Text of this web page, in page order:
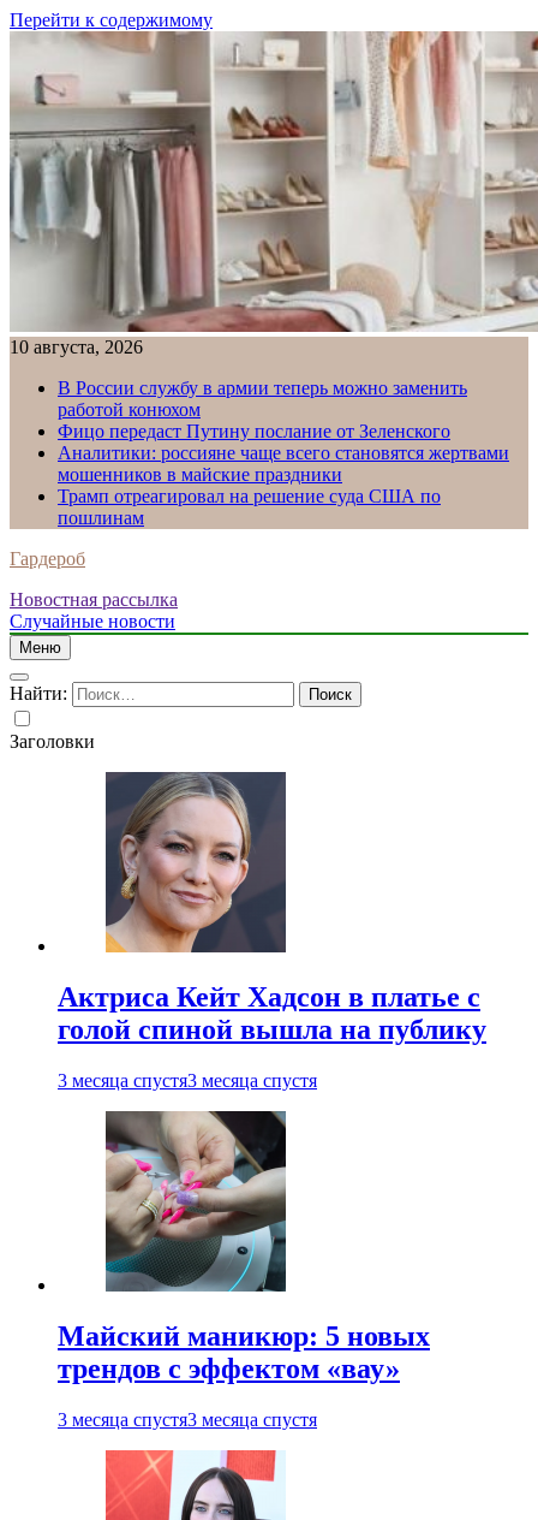
Перейти к содержимому
10 августа, 2026
В России службу в армии теперь можно заменить
работой конюхом
Фицо передаст Путину послание от Зеленского
Аналитики: россияне чаще всего становятся жертвами
мошенников в майские праздники
Трамп отреагировал на решение суда США по
пошлинам
Гардероб
Новостная рассылка
Случайные новости
Меню
Найти:
Заголовки
Актриса Кейт Хадсон в платье с
голой спиной вышла на публику
3 месяца спустя3 месяца спустя
Майский маникюр: 5 новых
трендов с эффектом «вау»
3 месяца спустя3 месяца спустя